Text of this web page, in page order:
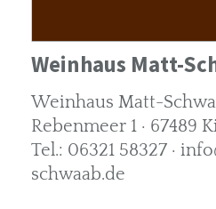
Weinhaus Matt-
Weinhaus Matt-
Rebenmeer 1 · 67489
Tel.: 06321 58327 ·
schwaab.de